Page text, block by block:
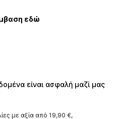
Φούστες
Aποκλειστικά
εδώ
είναι ασφαλή μαζί μας
με αξία από 19,90 €,